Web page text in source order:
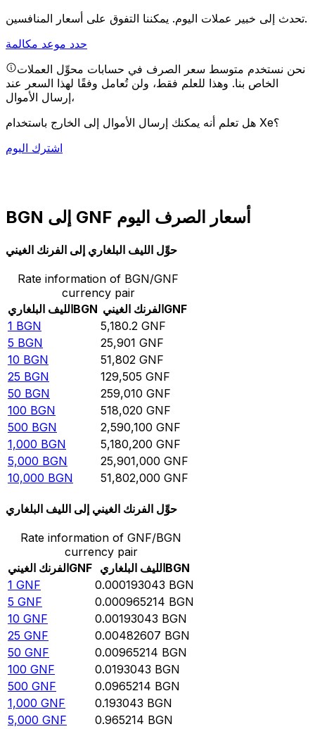
تحدث إلى خبير عملات اليوم.يمكننا التفوق على أسعار المنافسين.
حدد موعد مكالمة
نحن نستخدم متوسط سعر الصرف في حسابات محوِّل العملات
الخاص بنا. وهذا للعلم فقط، ولن تُعامل وفقًا لهذا السعر عند
إرسال الأموال،
هل تعلم أنه يمكنك إرسال الأموال إلى الخارج باستخدام Xe؟
اشترك اليوم
BGN إلى GNF أسعار الصرف اليوم
حوِّل الليف البلغاري إلى الفرنك الغيني
Rate information of BGN/GNF
currency pair
الليف البلغاريBGN الفرنك الغينيGNF
1 BGN 5,180.2 GNF
5 BGN 25,901 GNF
10 BGN 51,802 GNF
25 BGN 129,505 GNF
50 BGN 259,010 GNF
100 BGN 518,020 GNF
500 BGN 2,590,100 GNF
1,000 BGN 5,180,200 GNF
5,000 BGN 25,901,000 GNF
10,000 BGN 51,802,000 GNF
حوِّل الفرنك الغيني إلى الليف البلغاري
Rate information of GNF/BGN
currency pair
الفرنك الغينيGNF الليف البلغاريBGN
1 GNF 0.000193043 BGN
5 GNF 0.000965214 BGN
10 GNF 0.00193043 BGN
25 GNF 0.00482607 BGN
50 GNF 0.00965214 BGN
100 GNF 0.0193043 BGN
500 GNF 0.0965214 BGN
1,000 GNF 0.193043 BGN
5,000 GNF 0.965214 BGN